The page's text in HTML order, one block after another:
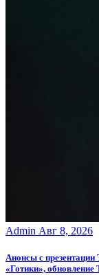
Admin Авг 8, 2026
Анонсы с
«Готики», обновление